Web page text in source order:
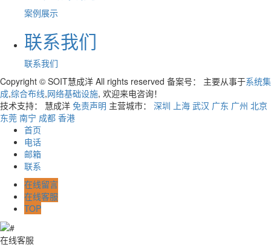
案例展示
联系我们
联系我们
Copyright © SOIT慧成洋 All rights reserved 备案号：
主要从事于系统集
成,综合布线,网络基础设施, 欢迎来电咨询！
技术支持： 慧成洋 免责声明 主营城市： 深圳 上海 武汉 广东 广州 北京
东莞 南宁 成都 香港
首页
电话
邮箱
联系
在线留言
在线客服
TOP
在线客服